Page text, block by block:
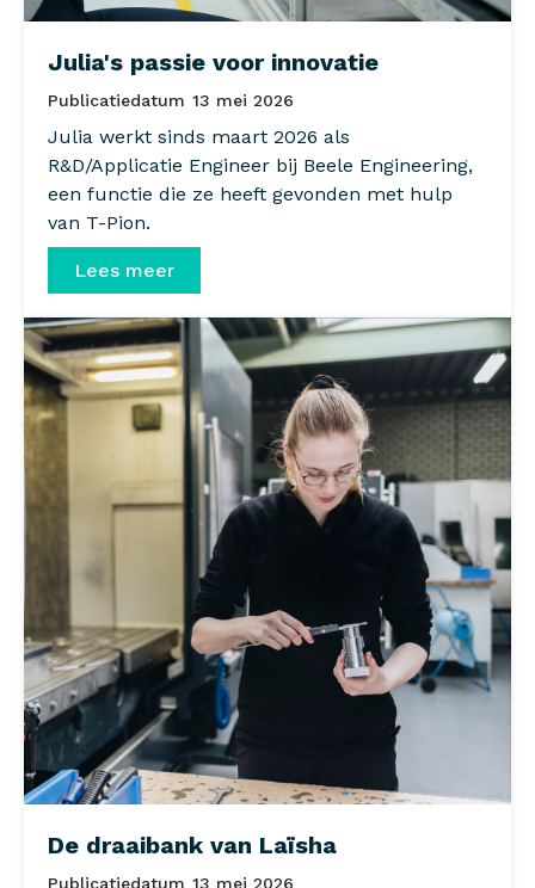
Julia's passie voor innovatie
Publicatiedatum 13 mei 2026
Julia werkt sinds maart 2026 als
R&D/Applicatie Engineer bij Beele Engineering,
een functie die ze heeft gevonden met hulp
van T-Pion.
Lees meer
De draaibank van Laïsha
Publicatiedatum 13 mei 2026